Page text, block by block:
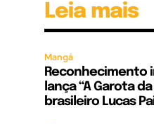
Leia mais
Mangá
Reconhecimento
lança “A Garota
brasileiro Lucas